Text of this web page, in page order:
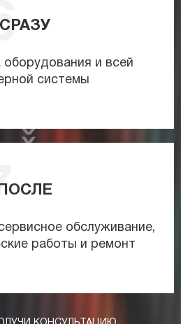
СРАЗУ
оборудования и всей
системы
ПОСЛЕ
обслуживание,
работы и ремонт